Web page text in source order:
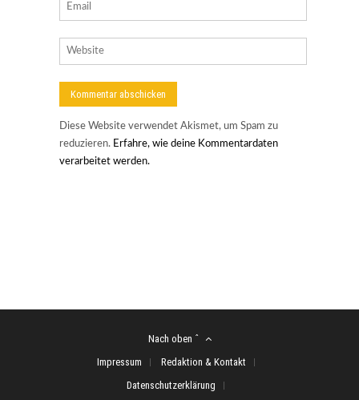
Diese Website verwendet Akismet, um Spam zu
reduzieren. Erfahre, wie deine Kommentardaten
verarbeitet werden.
Nach oben ˆ
Impressum
Redaktion & Kontakt
Datenschutzerklärung